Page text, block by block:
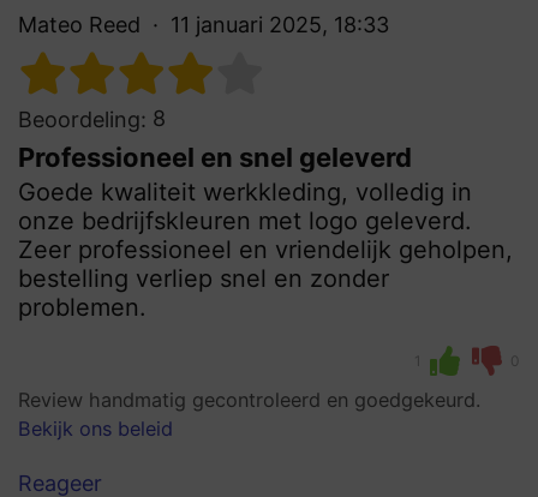
Mateo Reed 11 januari 2025, 18:33
Beoordeling: 8
Professioneel en snel geleverd
Goede kwaliteit werkkleding, volledig in
onze bedrijfskleuren met logo geleverd.
Zeer professioneel en vriendelijk geholpen,
bestelling verliep snel en zonder
problemen.
1 0
Review handmatig gecontroleerd en goedgekeurd.
Bekijk ons beleid
Reageer